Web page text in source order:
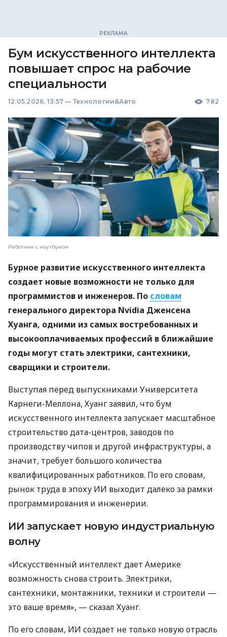
Бум искусственного интеллекта
повышает спрос на рабочие
специальности
12.05.2026, 13:57 — Технологии&Авто 782
Работник с ноутбуком
Бурное развитие искусственного интеллекта
создает новые возможности не только для
программистов и инженеров. По словам
генерального директора Nvidia Дженсена
Хуанга, одними из самых востребованных и
высокооплачиваемых профессий в ближайшие
годы могут стать электрики, сантехники,
сварщики и строители.
Выступая перед выпускниками Университета
Карнеги-Меллона, Хуанг заявил, что бум
искусственного интеллекта запускает масштабное
строительство дата-центров, заводов по
производству чипов и другой инфраструктуры, а
значит, требует большого количества
квалифицированных работников. По его словам,
рынок труда в эпоху ИИ выходит далеко за рамки
программирования и инженерии.
ИИ запускает новую индустриальную
волну
«Искусственный интеллект дает Америке
возможность снова строить. Электрики,
сантехники, монтажники, техники и строители —
это ваше время», — сказал Хуанг.
По его словам, ИИ создает не только новую отрасль